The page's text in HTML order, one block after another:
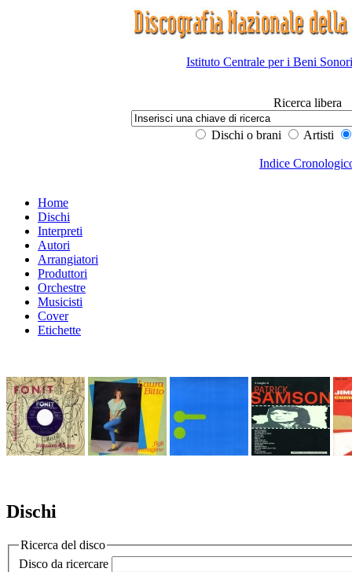
Istituto Centrale per i Beni
Ricerca libera
Dischi o brani Artisti
Indice
Home
Dischi
Interpreti
Autori
Arrangiatori
Produttori
Orchestre
Musicisti
Cover
Etichette
Dischi
Ricerca del disco
Disco da ricercare